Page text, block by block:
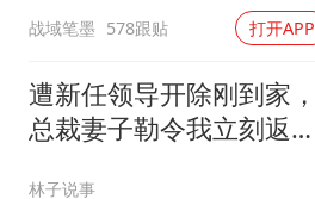
战域笔墨 578跟贴 打开APP
遭新任领导开除刚到家，
总裁妻子勒令我立刻返
林子说事